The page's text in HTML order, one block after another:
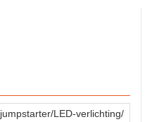
jumpstarter/LED-verlichting/